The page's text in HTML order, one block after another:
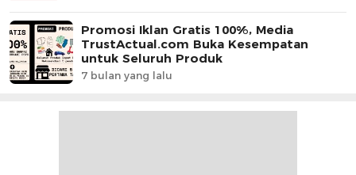
Promosi Iklan Gratis 100%, Media
TrustActual.com Buka Kesempatan
untuk Seluruh Produk
7 bulan yang lalu